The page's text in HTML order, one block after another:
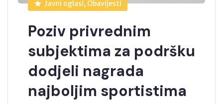
Javni oglasi, Obavijesti
Poziv privrednim
subjektima za podršku
dodjeli nagrada
najboljim sportistima